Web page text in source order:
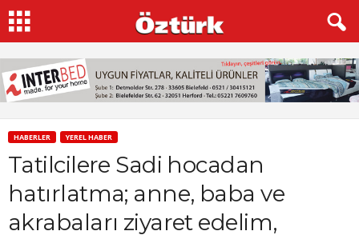
HABERLER YEREL HABER
Tatilcilere Sadi hocadan
hatırlatma; anne, baba ve
akrabaları ziyaret edelim,